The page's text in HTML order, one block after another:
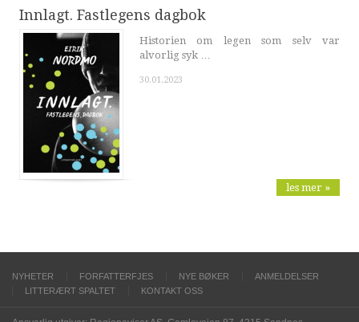
Innlagt. Fastlegens dagbok
Historien om legen som selv var
alvorlig syk …
30.01.2023
les mer »
NYHETER FORFATTERFJES NYE BØKER
ANMELDELSER
LITTERÆRT SPALTET
KONTAKT OSS